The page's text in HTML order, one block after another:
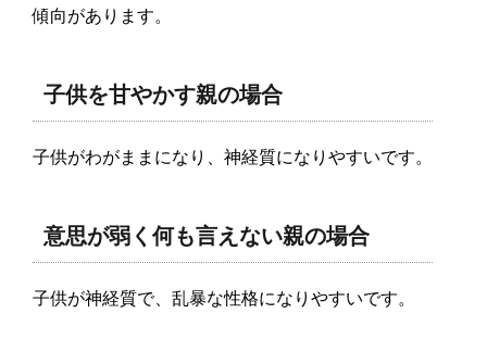
傾向があります。
子供を甘やかす親の場合
子供がわがままになり、神経質になりやすいです。
意思が弱く何も言えない親の場合
子供が神経質で、乱暴な性格になりやすいです。